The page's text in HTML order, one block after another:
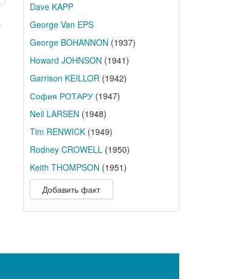
Dave KAPP
George Van EPS
George BOHANNON (1937)
Howard JOHNSON (1941)
Garrison KEILLOR(1942)
София РОТАРУ(1947)
Neil LARSEN (1948)
Tim RENWICK(1949)
Rodney CROWELL(1950)
Keith THOMPSON (1951)
Добавить факт